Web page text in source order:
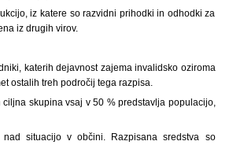
iz katere so razvidni prihodki in odhodki za
iz drugih virov.
katerih dejavnost zajema invalidsko oziroma
ostalih treh področij tega razpisa.
skupina vsaj v 50 % predstavlja populacijo,
situacijo v občini. Razpisana sredstva so